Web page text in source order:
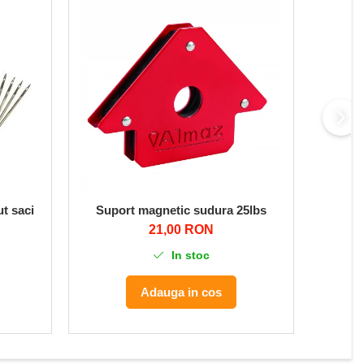
LCD
saci
Suport magnetic sudura 25lbs
21,00 RON
In stoc
Adauga in cos